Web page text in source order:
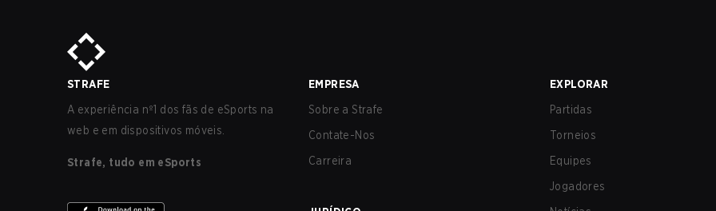
STRAFE
A experiência nº1 dos fãs de eSports na
web e em dispositivos móveis.
Strafe, tudo em eSports
EMPRESA
Sobre a Strafe
Contate-Nos
Carreira
EXPLORAR
Partidas
Torneios
Equipes
Jogadores